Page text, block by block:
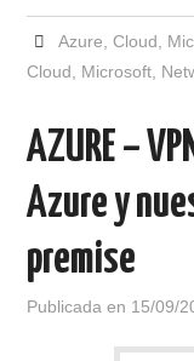
Azure Cloud
Cloud
Microsoft
AZURE –
Azure y
premise
Publicada en 15/09/